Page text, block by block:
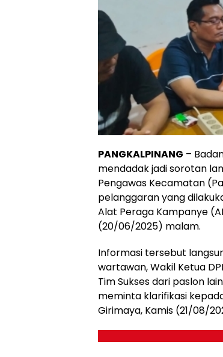
PANGKALPINANG –
mendadak jadi sorotan
Pengawas Kecamatan
pelanggaran yang
Alat Peraga Kampanye
(20/06/2025) malam.
Informasi tersebut
wartawan, Wakil Ketua
Tim Sukses dari paslon
meminta klarifikasi
Girimaya, Kamis (21/08/